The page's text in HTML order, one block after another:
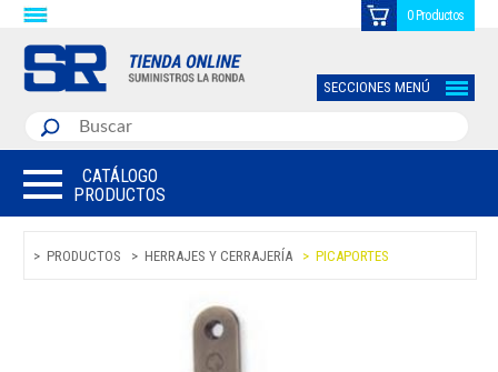
0 Productos
SECCIONES MENÚ
CATÁLOGO
PRODUCTOS
PRODUCTOS HERRAJES Y CERRAJERÍA PICAPORTES